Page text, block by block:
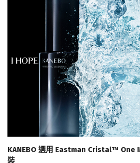
KANEBO 選用 Eastman Cristal™ One
裝